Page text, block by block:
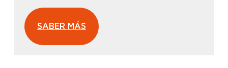
SABER MÁS